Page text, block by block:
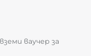
ваучер за